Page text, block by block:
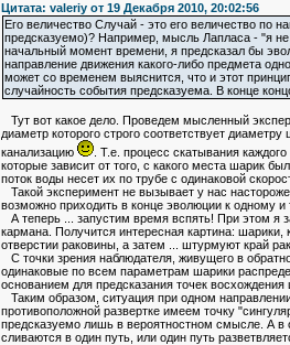
Цитата: valeriy от 19 Декабря 2010, 20:02:56
Его величество Случай - это его величество
предсказуемо)? Например, мысль Лапласа - "я
начальный момент времени, я предсказал бы
направление движения какого-либо предмета
может со временем выяснится, что и этот
случайность события предсказуема. В конце
Тут вот какое дело. Проведем мысленный
диаметр которого строго соответствует
канализацию
. Т.е. процесс скатывания
которые зависит от того, с какого места шарик
поток воды несет их по трубе с одинаковой
Такой эксперимент не вызывает у нас
возможно приходить в конце эволюции к одному
А теперь ... запустим время вспять! При этом я
кармана. Получится интересная картина:
отверстии раковины, а затем ... штурмуют край
С точки зрения наблюдателя, живущего в
одинаковые по всем параметрам шарики
основанием для предсказания точек восхождения
Таким образом, ситуация при одном
противоположной развертке имеем точку
предсказуемо лишь в вероятностном смысле. А в
сливаются в один путь, или один путь